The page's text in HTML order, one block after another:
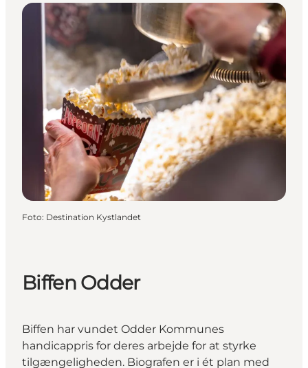
Foto: Destination Kystlandet
Biffen Odder
Biffen har vundet Odder Kommunes
handicappris for deres arbejde for at styrke
tilgængeligheden. Biografen er i ét plan med